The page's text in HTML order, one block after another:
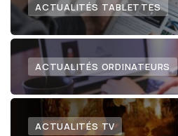
ACTUALITÉS TABLETTES
ACTUALITÉS ORDINATEURS
ACTUALITÉS TV